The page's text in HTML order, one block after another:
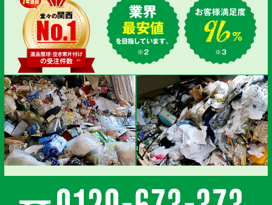
業界
最安値
を目指しています。
※2
お客様満足度
※3